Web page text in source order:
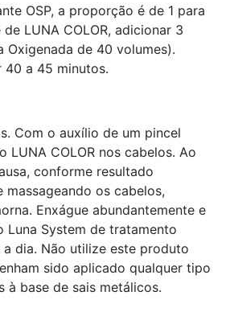
OSP, a proporção é de 1 para
LUNA COLOR, adicionar 3
Oxigenada de 40 volumes).
40 a 45 minutos.
Com o auxílio de um pincel
LUNA COLOR nos cabelos. Ao
conforme resultado
massageando os cabelos,
Enxágue abundantemente e
Luna System de tratamento
dia. Não utilize este produto
sido aplicado qualquer tipo
à base de sais metálicos.